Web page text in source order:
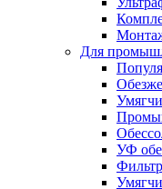
Для
УФ